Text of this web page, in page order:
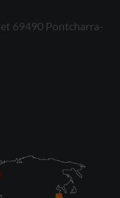
69490 Pontcharra-